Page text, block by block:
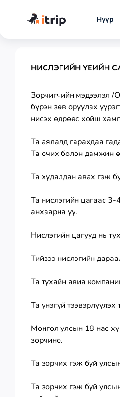
Нүүр
НИСЛЭГИЙН ҮЕИЙН
Зорчигчийн мэдээлэл /
бүрэн зөв оруулах
нисэх өдрөөс хойш
Та аялалд гарахдаа
Та очих болон дамжин
Та худалдан авах гэж
Та нислэгийн цагаас 3-
анхаарна уу.
Нислэгийн цагууд нь
Тийзээ нислэгийн
Та тухайн авиа
Та үнэгүй
Монгол улсын 18 нас
зорчино.
Та зорчих гэж буй
Та зорчих гэж буй